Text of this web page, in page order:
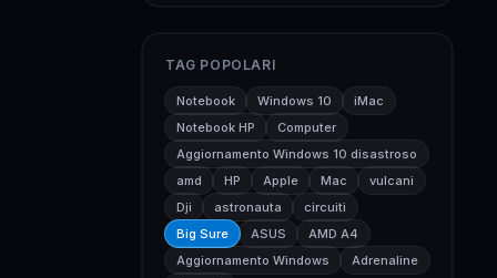
TAG POPOLARI
Notebook Windows 10
iMac
Notebook HP
Computer
Aggiornamento Windows 10 disastroso
amd
HP Apple Mac
vulcani
Dji
astronauta
circuiti
Big Sure
ASUS
AMD A4
Aggiornamento Windows
Adrenaline